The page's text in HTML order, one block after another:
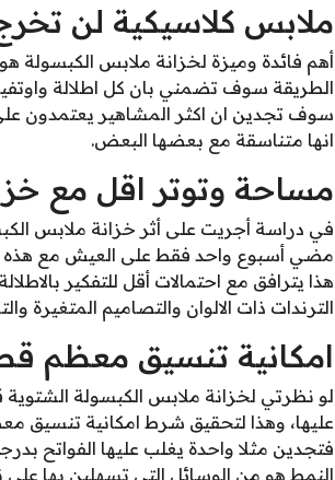
ملابس كلاسيكية لن
أهم فائدة وميزة لخزانة ملابس الكبسولة
الطريقة سوف تضمني بان كل اطلالة واوتفيت
سوف تجدين ان اكثر المشاهير يعتمدون
انها متناسقة مع بعضها البعض.
مساحة وتوتر اقل مع
في دراسة أجريت على أثر خزانة ملابس
مضي أسبوع واحد فقط على العيش مع هذه
هذا يترافق مع احتمالات أقل للتفكير
الترندات ذات الالوان والتصاميم
امكانية تنسيق معظم
لو نظرتي لخزانة ملابس الكبسولة
عليها، وهذا لتحقيق شرط امكانية تنسيق
فتجدين مثلا واحدة يغلب عليها الفواتح
النمط هو من الوسائل التي تسهلين بها